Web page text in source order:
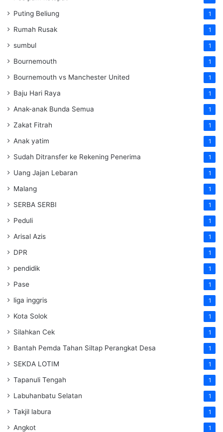
Puting Beliung 1
Rumah Rusak 1
sumbul 1
Bournemouth 1
Bournemouth vs Manchester United 1
Baju Hari Raya 1
Anak-anak Bunda Semua 1
Zakat Fitrah 1
Anak yatim 1
Sudah Ditransfer ke Rekening Penerima 1
Uang Jajan Lebaran 1
Malang 1
SERBA SERBI 1
Peduli 1
Arisal Azis 1
DPR 1
pendidik 1
Pase 1
liga inggris 1
Kota Solok 1
Silahkan Cek 1
Bantah Pemda Tahan Siltap Perangkat Desa 1
SEKDA LOTIM 1
Tapanuli Tengah 1
Labuhanbatu Selatan 1
Takjil labura 1
Angkot 1